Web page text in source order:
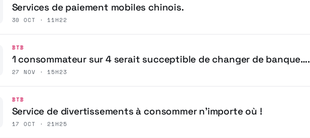
Services de paiement mobiles chinois.
30 OCT · 11H22
BTB
1 consommateur sur 4 serait succeptible de changer de banque….
27 NOV · 15H23
BTB
Service de divertissements à consommer n’importe où !
17 OCT · 21H25